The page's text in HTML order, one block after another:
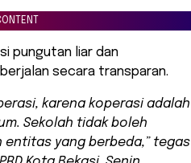
pungutan liar dan
secara transparan.
karena koperasi adalah
Sekolah tidak boleh
entitas yang berbeda,” tegas